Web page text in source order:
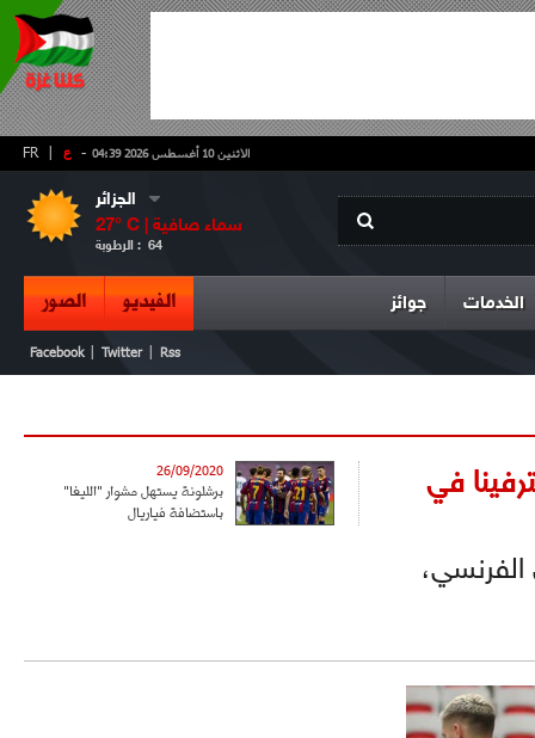
- ع FR الاثنين 10 أغسطس 2026 04:39
الجزائر
27° C | سماء صافية
الرطوبة : 64
الخدمات جوائز الفيديو الصور
Facebook Twitter Rss
في
الفرنسي،
26/09/2020
برشلونة يستهل مشوار "الليغا"
باستضافة فياريال